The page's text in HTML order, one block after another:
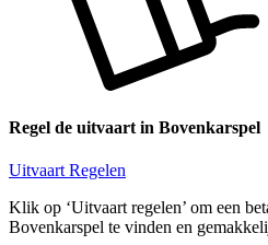
Regel de uitvaart in Bovenkarspel
Uitvaart Regelen
Klik op ‘Uitvaart regelen’ om een
Bovenkarspel te vinden en